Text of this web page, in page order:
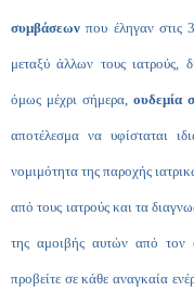
συμβάσεων που έληγαν
μεταξύ άλλων τους ιατρούς,
όμως μέχρι σήμερα, ουδεμία
αποτέλεσμα να υφίσταται
νομιμότητα της παροχής
από τους ιατρούς και τα
της αμοιβής αυτών από τον
προβείτε σε κάθε αναγκαία